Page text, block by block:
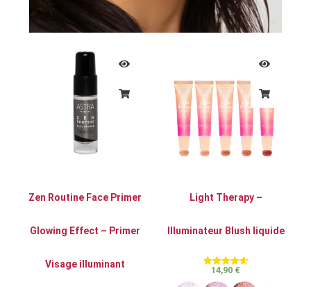
Zen Routine Face Primer
Glowing Effect – Primer
Visage illuminant
Light Therapy –
Illuminateur Blush liquide
Note
4.62
14,90 €